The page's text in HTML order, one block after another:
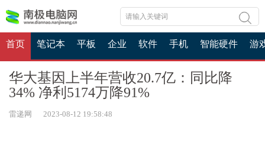
首页 笔记本 平板 企业 软件 手机 智能硬件 游
华大基因上半年营收20.7亿：同比降
34% 净利5174万降91%
雷递网 2023-08-12 19:58:48